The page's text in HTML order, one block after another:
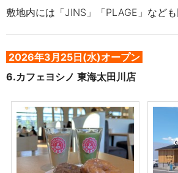
敷地内には「JINS」「PLAGE」なども
2026年3月25日(水)オープン
6.カフェヨシノ 東海太田川店